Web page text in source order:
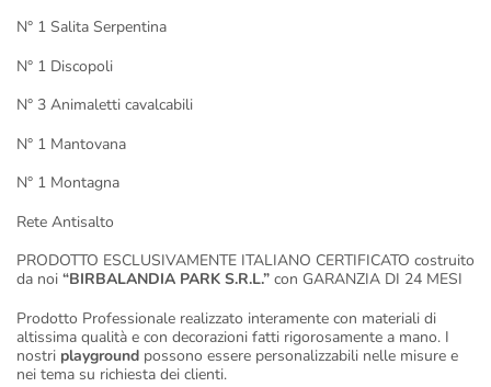
N° 1 Salita Serpentina
N° 1 Discopoli
N° 3 Animaletti cavalcabili
N° 1 Mantovana
N° 1 Montagna
Rete Antisalto
PRODOTTO ESCLUSIVAMENTE ITALIANO CERTIFICATO costruito
da noi “BIRBALANDIA PARK S.R.L.” con GARANZIA DI 24 MESI
Prodotto Professionale realizzato interamente con materiali di
altissima qualità e con decorazioni fatti rigorosamente a mano. I
nostri playground possono essere personalizzabili nelle misure e
nei tema su richiesta dei clienti.